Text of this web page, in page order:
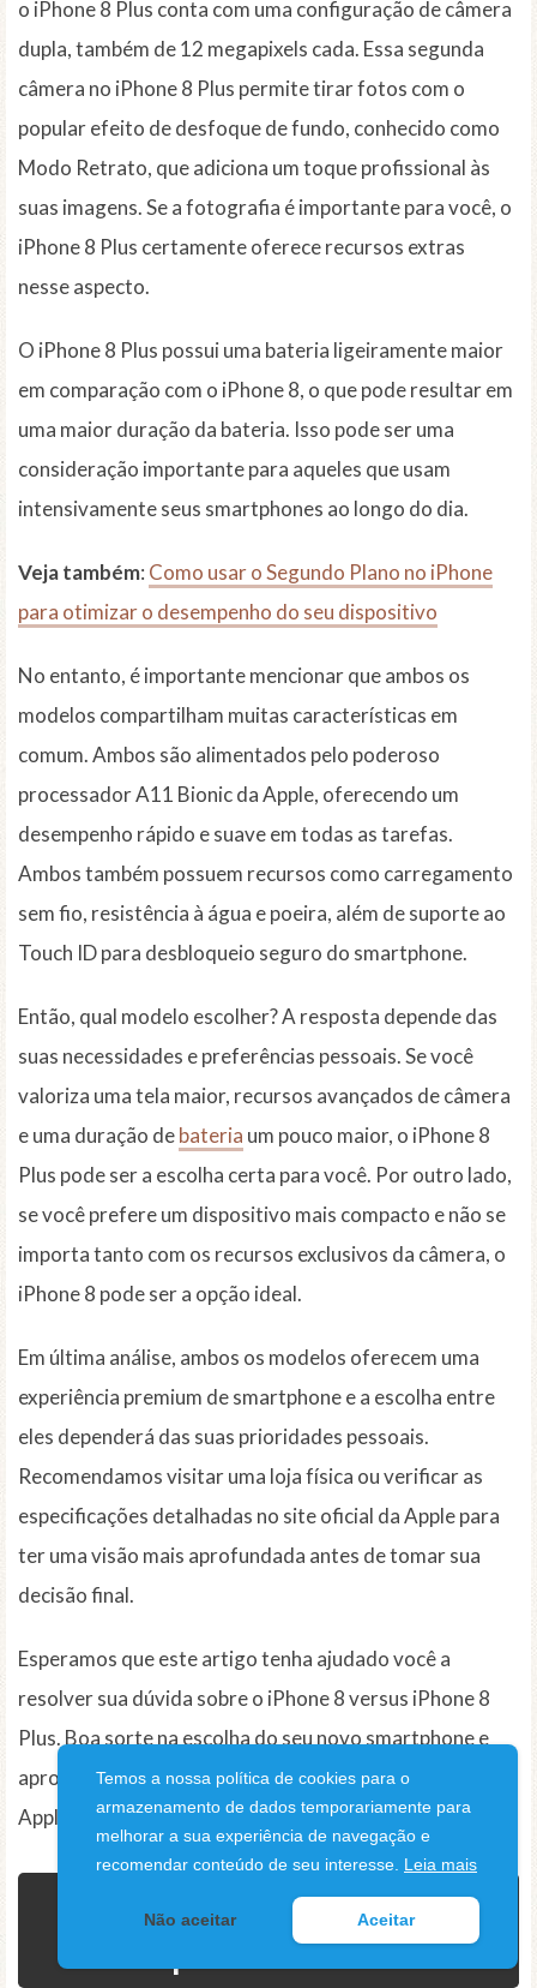
o iPhone 8 Plus conta com uma configuração de câmera
dupla, também de 12 megapixels cada. Essa segunda
câmera no iPhone 8 Plus permite tirar fotos com o
popular efeito de desfoque de fundo, conhecido como
Modo Retrato, que adiciona um toque profissional às
suas imagens. Se a fotografia é importante para você, o
iPhone 8 Plus certamente oferece recursos extras
nesse aspecto.
O iPhone 8 Plus possui uma bateria ligeiramente maior
em comparação com o iPhone 8, o que pode resultar em
uma maior duração da bateria. Isso pode ser uma
consideração importante para aqueles que usam
intensivamente seus smartphones ao longo do dia.
Veja também: Como usar o Segundo Plano no iPhone
para otimizar o desempenho do seu dispositivo
No entanto, é importante mencionar que ambos os
modelos compartilham muitas características em
comum. Ambos são alimentados pelo poderoso
processador A11 Bionic da Apple, oferecendo um
desempenho rápido e suave em todas as tarefas.
Ambos também possuem recursos como carregamento
sem fio, resistência à água e poeira, além de suporte ao
Touch ID para desbloqueio seguro do smartphone.
Então, qual modelo escolher? A resposta depende das
suas necessidades e preferências pessoais. Se você
valoriza uma tela maior, recursos avançados de câmera
e uma duração debateria um pouco maior, o iPhone 8
Plus pode ser a escolha certa para você. Por outro lado,
se você prefere um dispositivo mais compacto e não se
importa tanto com os recursos exclusivos da câmera, o
iPhone 8 pode ser a opção ideal.
Em última análise, ambos os modelos oferecem uma
experiência premium de smartphone e a escolha entre
eles dependerá das suas prioridades pessoais.
Recomendamos visitar uma loja física ou verificar as
especificações detalhadas no site oficial da Apple para
ter uma visão mais aprofundada antes de tomar sua
decisão final.
Esperamos que este artigo tenha ajudado você a
resolver sua dúvida sobre o iPhone 8 versus iPhone 8
Plus. Boa sorte na escolha do seu novo smartphone e
aproveite todas as maravilhosas funcionalidades que a
Apple tem a oferecer!
Qual é a melhor opção
para você?
Temos a nossa política de cookies para o
armazenamento de dados temporariamente para
melhorar a sua experiência de navegação e
recomendar conteúdo de seu interesse. Leia mais
Não aceitar Aceitar